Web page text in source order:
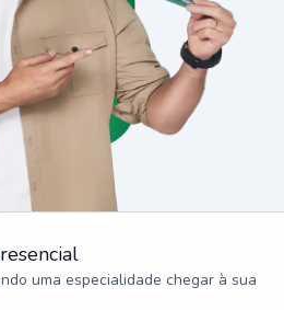
uma especialidade chegar à sua